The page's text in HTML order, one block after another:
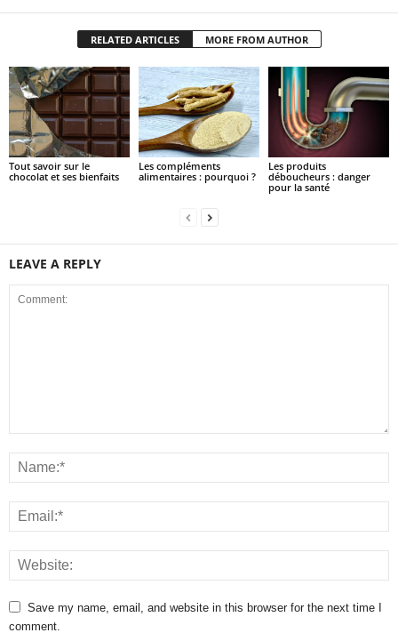
RELATED ARTICLES MORE FROM AUTHOR
Tout savoir sur le
chocolat et ses bienfaits
Les compléments
alimentaires : pourquoi ?
Les produits
déboucheurs : danger
pour la santé
LEAVE A REPLY
Save my name, email, and website in this browser for the next time I
comment.